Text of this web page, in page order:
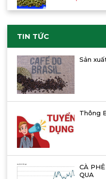
TIN TỨC
Sản
Thông
CÀ
QUA